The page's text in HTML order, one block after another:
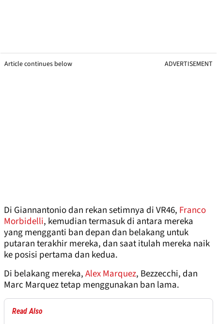
Article continues below ADVERTISEMENT
Di Giannantonio dan rekan setimnya di VR46, Franco
Morbidelli, kemudian termasuk di antara mereka
yang mengganti ban depan dan belakang untuk
putaran terakhir mereka, dan saat itulah mereka naik
ke posisi pertama dan kedua.
Di belakang mereka,Alex Marquez, Bezzecchi, dan
Marc Marquez tetap menggunakan ban lama.
Read Also